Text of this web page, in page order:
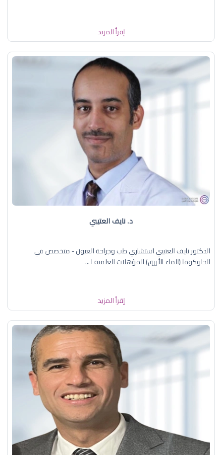
إقرأ المزيد
د. نايف العتيبي
الدكتور نايف العتيبي استشاري طب وجراحة العيون - متخصص في
الجلوكوما (الماء الأزرق) المؤهلات العلمية ا ...
إقرأ المزيد